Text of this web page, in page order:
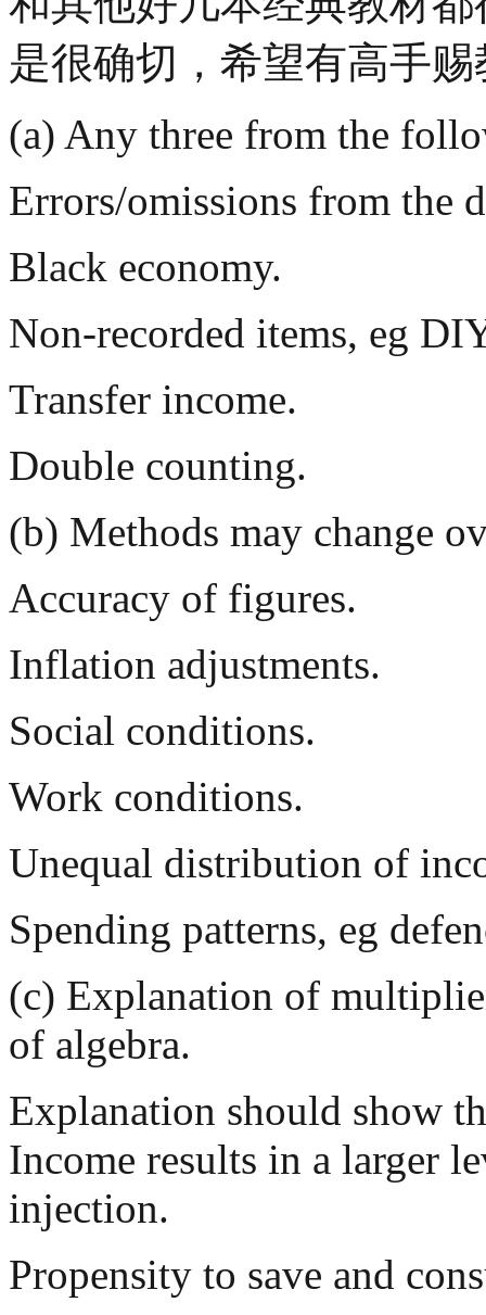
是很确切，希望有高手赐
(a) Any three from the
Errors/omissions from the
Black economy.
Non-recorded items, eg
Transfer income.
Double counting.
(b) Methods may change
Accuracy of figures.
Inflation adjustments.
Social conditions.
Work conditions.
Unequal distribution of
Spending patterns, eg
(c) Explanation of
of algebra.
Explanation should show
Income results in a larger
injection.
Propensity to save and